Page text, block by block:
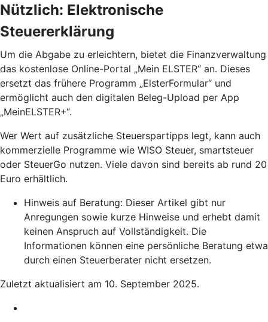
Nützlich: Elektronische
Steuererklärung
Um die Abgabe zu erleichtern, bietet die Finanzverwaltung
das kostenlose Online-Portal „Mein ELSTER“ an. Dieses
ersetzt das frühere Programm „ElsterFormular“ und
ermöglicht auch den digitalen Beleg-Upload per App
„MeinELSTER+“.
Wer Wert auf zusätzliche Steuerspartipps legt, kann auch
kommerzielle Programme wie WISO Steuer, smartsteuer
oder SteuerGo nutzen. Viele davon sind bereits ab rund 20
Euro erhältlich.
Hinweis auf Beratung: Dieser Artikel gibt nur
Anregungen sowie kurze Hinweise und erhebt damit
keinen Anspruch auf Vollständigkeit. Die
Informationen können eine persönliche Beratung etwa
durch einen Steuerberater nicht ersetzen.
Zuletzt aktualisiert am 10. September 2025.